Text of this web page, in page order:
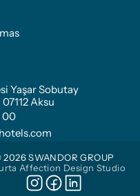
Yaşar Sobutay
Aksu
00
2026 SWANDOR GROUP
Affection Design Studio